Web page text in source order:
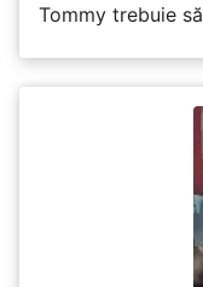
Tommy trebuie